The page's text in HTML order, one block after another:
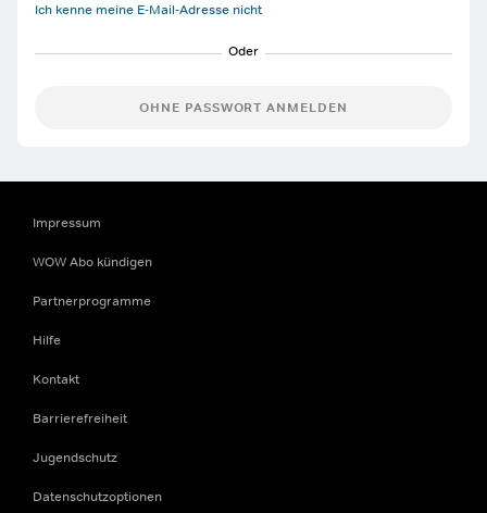
Ich kenne meine E-Mail-Adresse nicht
OHNE PASSWORT ANMELDEN
Impressum
WOW Abo kündigen
Partnerprogramme
Hilfe
Kontakt
Barrierefreiheit
Jugendschutz
Datenschutzoptionen